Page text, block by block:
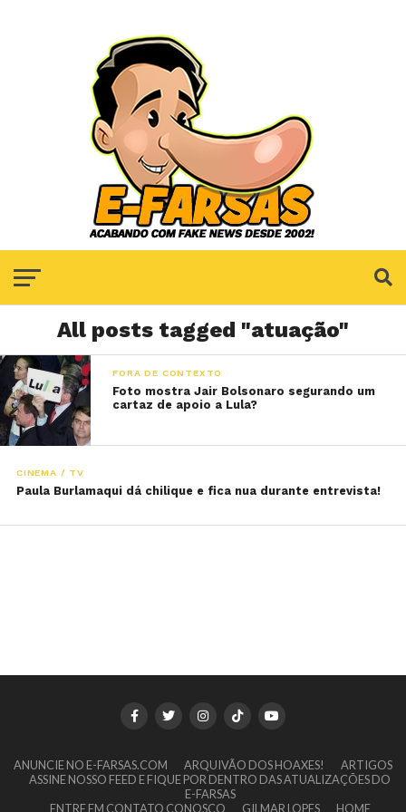
All posts tagged "atuação"
FORA DE CONTEXTO
Foto mostra Jair Bolsonaro segurando um
cartaz de apoio a Lula?
CINEMA / TV
Paula Burlamaqui dá chilique e fica nua durante entrevista!
ANUNCIE NO E-FARSAS.COM ARQUIVÃO DOS HOAXES!
ARTIGOS
ASSINE NOSSO FEED E FIQUE POR DENTRO DAS ATUALIZAÇÕES DO
E-FARSAS
ENTRE EM CONTATO CONOSCO
GILMAR LOPES HOME